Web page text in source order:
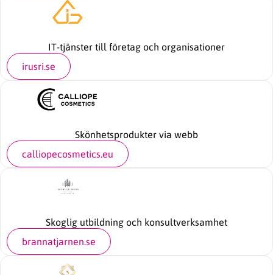
IT-tjänster till företag och organisationer
irusri.se
Skönhetsprodukter via webb
calliopecosmetics.eu
Skoglig utbildning och konsultverksamhet
brannatjarnen.se